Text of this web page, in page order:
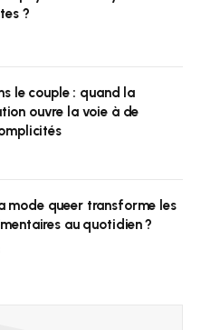
?
le couple : quand la
ouvre la voie à de
mode queer transforme les
au quotidien ?